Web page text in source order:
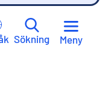
Sökning Meny